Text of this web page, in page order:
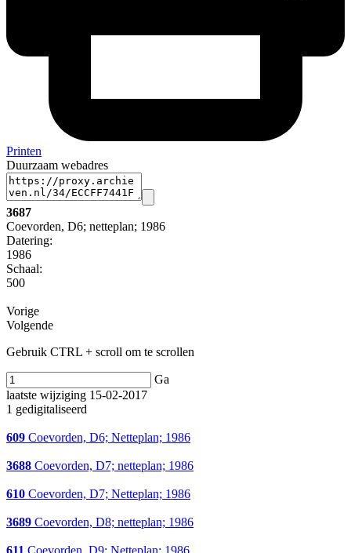
Printen
Duurzaam webadres
3687
Coevorden, D6; netteplan; 1986
Datering:
1986
Schaal:
500
Vorige
Volgende
Gebruik CTRL + scroll om te scrollen
Ga
laatste wijziging 15-02-2017
1 gedigitaliseerd
609 Coevorden, D6; Netteplan; 1986
3688 Coevorden, D7; netteplan; 1986
610 Coevorden, D7; Netteplan; 1986
3689 Coevorden, D8; netteplan; 1986